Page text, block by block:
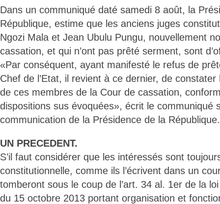
Dans un communiqué daté samedi 8 août, la
République, estime que les anciens juges
Ngozi Mala et Jean Ubulu Pungu, nouvellement
cassation, et qui n’ont pas prêté serment, sont
«Par conséquent, ayant manifesté le refus de
Chef de l’Etat, il revient à ce dernier, de constater
de ces membres de la Cour de cassation,
dispositions sus évoquées», écrit le communiqué
communication de la Présidence de la République.
UN PRECEDENT.
S’il faut considérer que les intéressés sont
constitutionnelle, comme ils l’écrivent dans un
tomberont sous le coup de l’art. 34 al. 1er de la
du 15 octobre 2013 portant organisation et